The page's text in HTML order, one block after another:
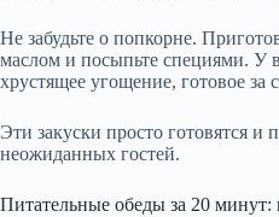
Не забудьте о попкорне.
маслом и посыпьте специями. У
хрустящее угощение, готовое
Эти закуски просто готовятся и
неожиданных гостей.
Питательные обеды за 20 минут: